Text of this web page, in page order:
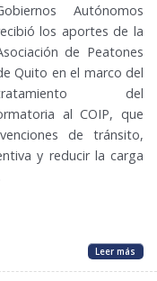
Autónomos
los aportes de la
de Peatones
Quito en el marco del
del
al COIP, que
de tránsito,
y reducir la carga
Leer más